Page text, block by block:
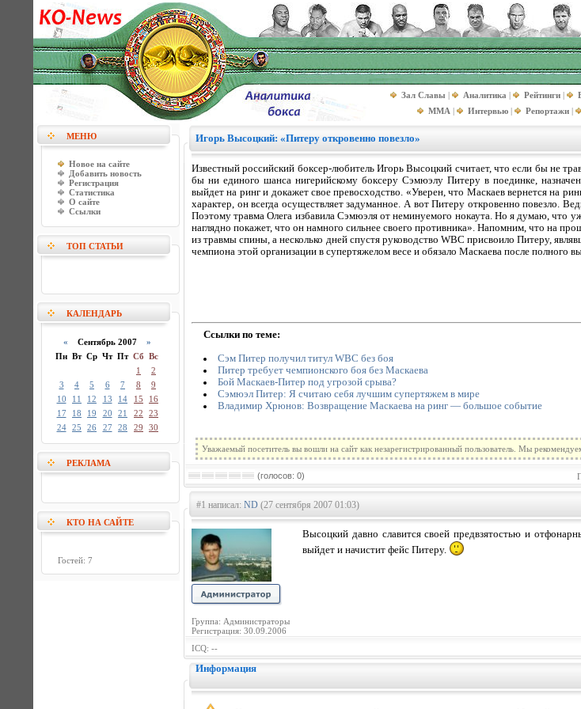
Зал Славы | Аналитика | Рейтинги |
MMA | Интервью | Репортажи |
МЕНЮ
Новое на сайте
Добавить новость
Регистрация
Статистика
О сайте
Ссылки
ТОП СТАТЬИ
КАЛЕНДАРЬ
« Сентябрь 2007 »
Пн Вт Ср Чт Пт Сб Вс
1
2
3
4 5 6 7 8
9
10
11 12 13 14 15
16
17
18 19 20 21 22
23
24
25 26 27 28 29 30
РЕКЛАМА
КТО НА САЙТЕ
Гостей: 7
Игорь Высоцкий: «Питеру откровенно повезло»
Известный российский боксер-любитель Игорь Высоцкий считает, что если бы не
бы ни единого шанса нигерийскому боксеру Сэмюэлу Питеру в поединке,
выйдет на ринг и докажет свое превосходство. «Уверен, что Маскаев вернется на
характер, он всегда осуществляет задуманное. А вот Питеру откровенно повезло.
Поэтому травма Олега избавила Сэмюэля от неминуемого нокаута. Но я думаю, что
наглядно покажет, что он намного сильнее своего противника». Напомним, что на
из травмы спины, а несколько дней спустя руководство WBC присвоило Питеру,
чемпиона этой организации в супертяжелом весе и обязало Маскаева после полного
Ссылки по теме:
Сэм Питер получил титул WBC без боя
Питер требует чемпионского боя без Маскаева
Бой Маскаев-Питер под угрозой срыва?
Сэмюэл Питер: Я считаю себя лучшим супертяжем в мире
Владимир Хрюнов: Возвращение Маскаева на ринг — большое событие
Уважаемый посетитель вы вошли на сайт как незарегистрированный пользователь. Мы
(голосов: 0)
#1 написал: ND (27 сентября 2007 01:03)
Группа: Администраторы
Регистрация: 30.09.2006
Высоцкий давно славится своей предвзятостью и
выйдет и начистит фейс Питеру.
ICQ: --
Информация